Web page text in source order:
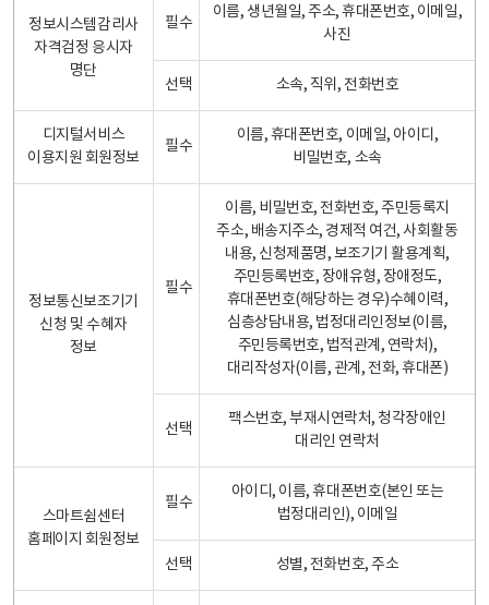
정보시스템감리사
자격검정 응시자
명단
필수
이름, 생년월일, 주소, 휴대폰번호, 이메일,
사진
선택 소속, 직위, 전화번호
디지털서비스
이용지원 회원정보
필수
이름, 휴대폰번호, 이메일, 아이디,
비밀번호, 소속
정보통신보조기기
신청 및 수혜자
정보
필수
이름, 비밀번호, 전화번호, 주민등록지
주소, 배송지주소, 경제적 여건, 사회활동
내용, 신청제품명, 보조기기 활용계획,
주민등록번호, 장애유형, 장애정도,
휴대폰번호(해당하는 경우)수혜이력,
심층상담내용, 법정대리인정보(이름,
주민등록번호, 법적관계, 연락처),
대리작성자(이름, 관계, 전화, 휴대폰)
선택
팩스번호, 부재시연락처, 청각장애인
대리인 연락처
스마트쉼센터
홈페이지 회원정보
필수
아이디, 이름, 휴대폰번호(본인 또는
법정대리인), 이메일
선택 성별, 전화번호, 주소